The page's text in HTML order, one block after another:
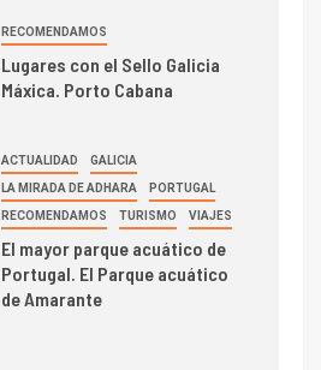
RECOMENDAMOS
Lugares con el Sello Galicia
Máxica. Porto Cabana
ACTUALIDAD GALICIA
LA MIRADA DE ADHARA PORTUGAL
RECOMENDAMOS TURISMO VIAJES
El mayor parque acuático de
Portugal. El Parque acuático
de Amarante